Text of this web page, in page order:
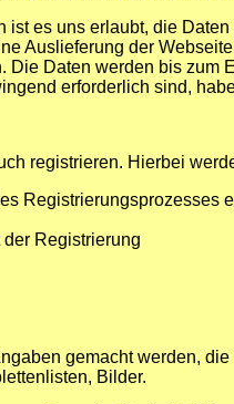
ist es uns erlaubt, die
Auslieferung der
Die Daten werden bis
erforderlich sind,
registrieren. Hierbei
Registrierungsprozesses
Registrierung
gemacht werden,
Bilder.